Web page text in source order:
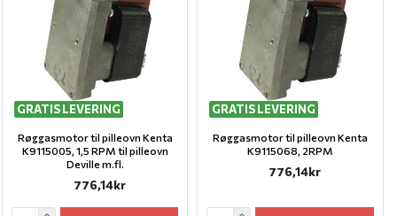
GRATIS LEVERING
Røggasmotor til pilleovn Kenta
K9115005, 1,5 RPM til pilleovn
Deville m.fl.
776,14kr
GRATIS LEVERING
Røggasmotor til pilleovn Kenta
K9115068, 2RPM
776,14kr